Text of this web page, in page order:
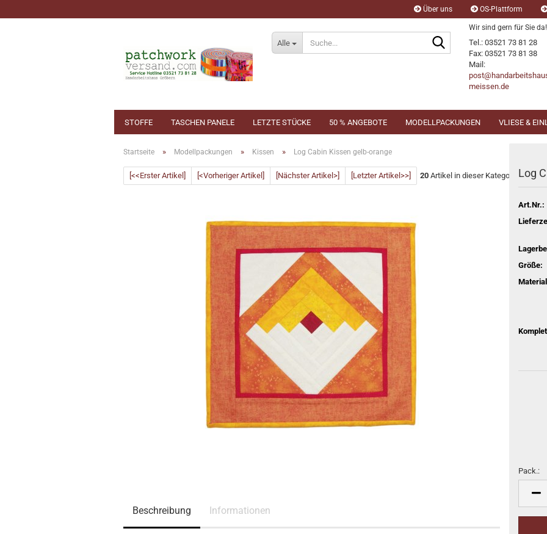
Über uns OS-Plattform
Alle
Wir sind gern für Sie da!
Tel.: 03521 73 81 28
Fax: 03521 73 81 38
Mail:
meissen.de
STOFFE TASCHEN PANELE LETZTE STÜCKE 50 % ANGEBOTE MODELLPACKUNGEN VLIESE &
Startseite » Modellpackungen » Kissen » Log Cabin Kissen gelb-orange
[<<Erster Artikel] [<Vorheriger Artikel] [Nächster Artikel>] [Letzter Artikel>>] 20 Artikel in dieser Kategorie Log
Art.Nr.:
Größe:
Pack.:
Pack.
Beschreibung Informationen